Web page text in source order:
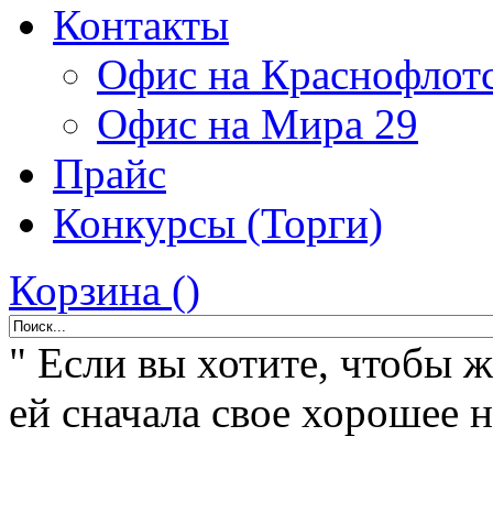
Контакты
Офис на
Офис на Мира 29
Прайс
Конкурсы (Торги)
Корзина ()
" Если вы хотите, чтобы
ей сначала свое хорошее